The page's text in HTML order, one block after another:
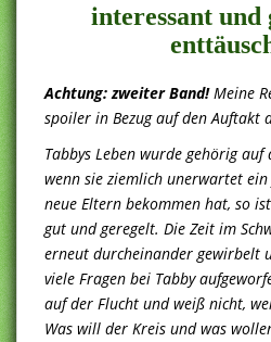
interessant und
Achtung: zweiter Band!Meine
spoiler in Bezug auf den Auftakt
Tabbys Leben wurde gehörig auf
wenn sie ziemlich unerwartet ein
neue Eltern bekommen hat, so
gut und geregelt. Die Zeit im
erneut durcheinander gewirbelt
viele Fragen bei Tabby
auf der Flucht und weiß nicht,
Was will der Kreis und was